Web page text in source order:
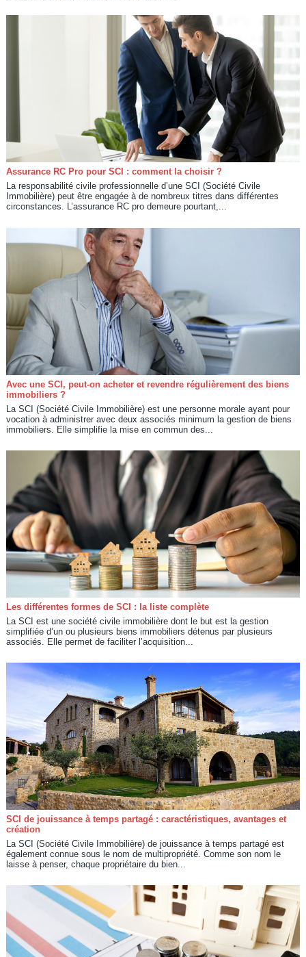
Assurance RC Pro pour SCI : comment la choisir ?
La responsabilité civile professionnelle d’une SCI (Société Civile
Immobilière) peut être engagée à de nombreux titres dans différentes
circonstances. L’assurance RC pro demeure pourtant,...
Avec une SCI, peut-on acheter et revendre régulièrement des biens
immobiliers ?
La SCI (Société Civile Immobilière) est une personne morale ayant pour
vocation à administrer avec deux associés minimum la gestion de biens
immobiliers. Elle simplifie la mise en commun des...
Les différentes formes de SCI : la liste complète
La SCI est une société civile immobilière dont le but est la gestion
simplifiée d’un ou plusieurs biens immobiliers détenus par plusieurs
associés. Elle permet de faciliter l’acquisition...
SCI de jouissance à temps partagé : caractéristiques, avantages et
création
La SCI (Société Civile Immobilière) de jouissance à temps partagé est
également connue sous le nom de multipropriété. Comme son nom le
laisse à penser, chaque propriétaire du bien...